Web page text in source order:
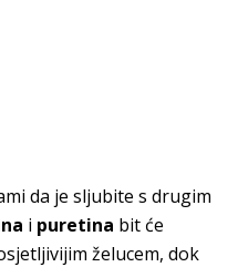
da je sljubite s drugim
i puretina bit će
želucem, dok